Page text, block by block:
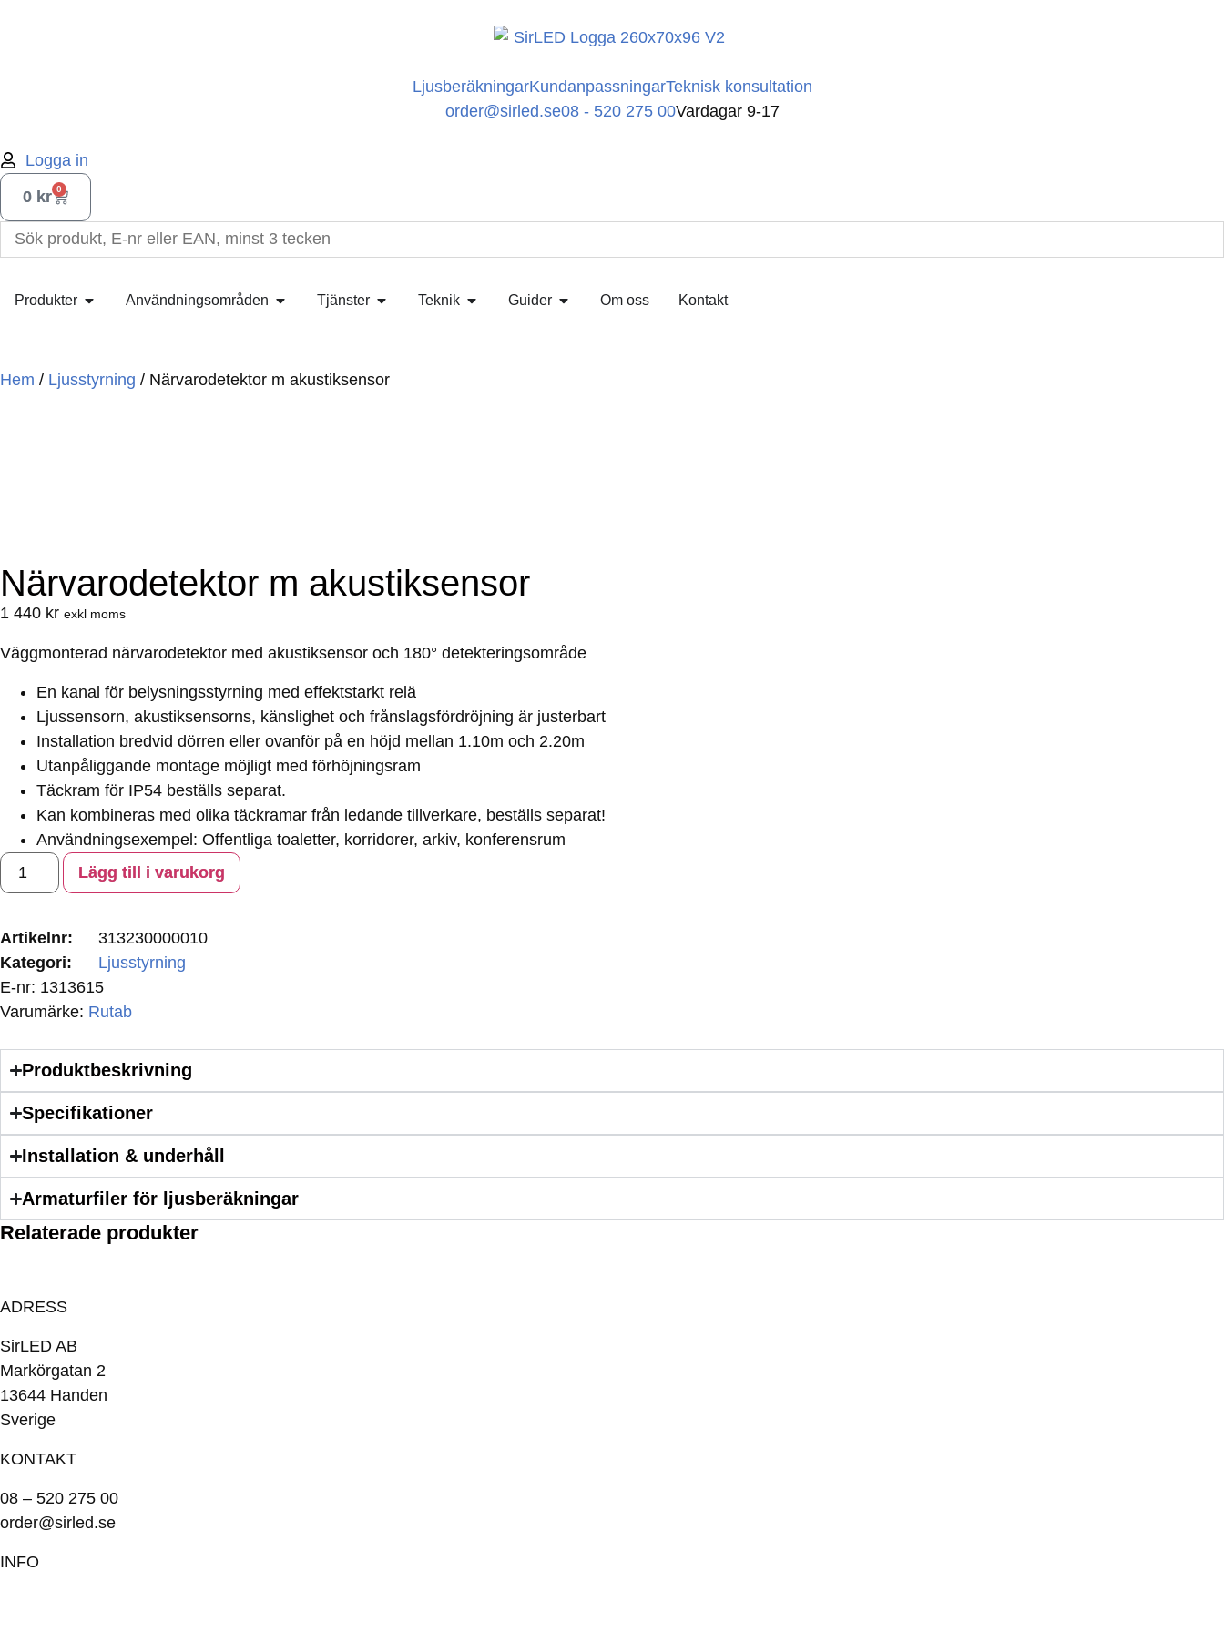
LjusberäkningarKundanpassningarTeknisk konsultation
order@sirled.se08 - 520 275 00Vardagar 9-17
Logga in
0 kr 0
Produkter Användningsområden Tjänster Teknik Guider Om oss Kontakt
Hem / Ljusstyrning / Närvarodetektor m akustiksensor
Närvarodetektor m akustiksensor
1 440 kr exkl moms
Väggmonterad närvarodetektor med akustiksensor och 180° detekteringsområde
En kanal för belysningsstyrning med effektstarkt relä
Ljussensorn, akustiksensorns, känslighet och frånslagsfördröjning är justerbart
Installation bredvid dörren eller ovanför på en höjd mellan 1.10m och 2.20m
Utanpåliggande montage möjligt med förhöjningsram
Täckram för IP54 beställs separat.
Kan kombineras med olika täckramar från ledande tillverkare, beställs separat!
Användningsexempel: Offentliga toaletter, korridorer, arkiv, konferensrum
Lägg till i varukorg
Artikelnr:
313230000010
Kategori:
Ljusstyrning
E-nr: 1313615
Varumärke: Rutab
Produktbeskrivning
Specifikationer
Installation & underhåll
Armaturfiler för ljusberäkningar
Relaterade produkter
ADRESS
SirLED AB
Markörgatan 2
13644 Handen
Sverige
KONTAKT
08 – 520 275 00
order@sirled.se
INFO